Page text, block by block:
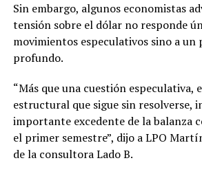
Sin embargo, algunos economistas
tensión sobre el dólar no responde
movimientos especulativos sino a un
profundo.
“Más que una cuestión especulativa,
estructural que sigue sin resolverse,
importante excedente de la balanza
el primer semestre”, dijo a LPO
de la consultora Lado B.